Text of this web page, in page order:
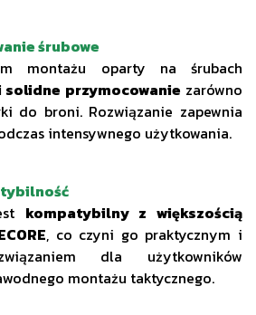
śrubowe
montażu oparty na śrubach
solidne przymocowanie zarówno
do broni. Rozwiązanie zapewnia
intensywnego użytkowania.
kompatybilny z większością
, co czyni go praktycznym i
dla użytkowników
montażu taktycznego.